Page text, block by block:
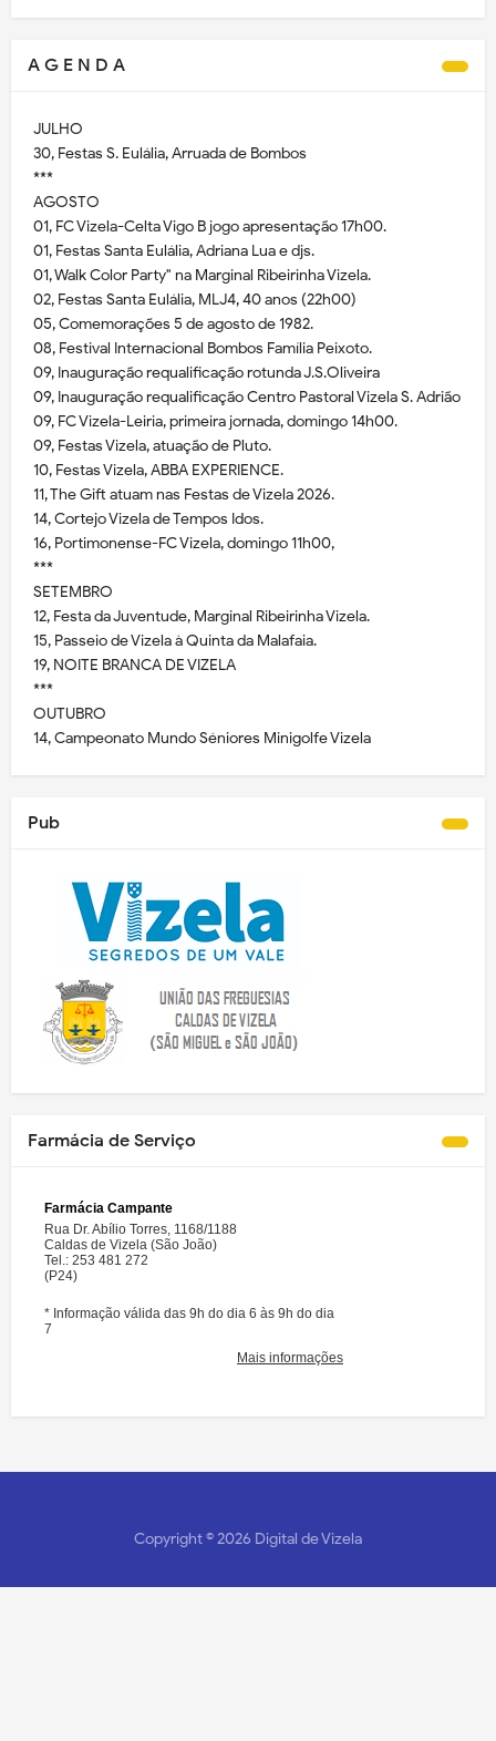
A G E N D A
JULHO
30, Festas S. Eulália, Arruada de Bombos
***
AGOSTO
01, FC Vizela-Celta Vigo B jogo apresentação 17h00.
01, Festas Santa Eulália, Adriana Lua e djs.
01, Walk Color Party" na Marginal Ribeirinha Vizela.
02, Festas Santa Eulália, MLJ4, 40 anos (22h00)
05, Comemorações 5 de agosto de 1982.
08, Festival Internacional Bombos Família Peixoto.
09, Inauguração requalificação rotunda J.S.Oliveira
09, Inauguração requalificação Centro Pastoral Vizela S. Adrião
09, FC Vizela-Leiria, primeira jornada, domingo 14h00.
09, Festas Vizela, atuação de Pluto.
10, Festas Vizela, ABBA EXPERIENCE.
11, The Gift atuam nas Festas de Vizela 2026.
14, Cortejo Vizela de Tempos Idos.
16, Portimonense-FC Vizela, domingo 11h00,
***
SETEMBRO
12, Festa da Juventude, Marginal Ribeirinha Vizela.
15, Passeio de Vizela à Quinta da Malafaia.
19, NOITE BRANCA DE VIZELA
***
OUTUBRO
14, Campeonato Mundo Séniores Minigolfe Vizela
Pub
Farmácia de Serviço
Copyright ©2026 Digital de Vizela